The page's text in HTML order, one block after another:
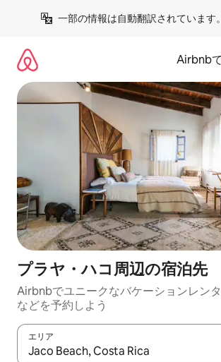
一部の情報は自動翻訳されています。
Airbnb
プラヤ・ハコ⁠周⁠辺⁠の宿⁠泊⁠先
Airbnbでユニークなバ⁠ケ⁠ー⁠シ⁠ョ⁠ンレ⁠ン⁠
な⁠ど⁠を予⁠約⁠し⁠よ⁠う
エリア
検索結果が表示されたら、上下の矢印キ